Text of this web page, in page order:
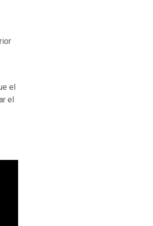
el
el